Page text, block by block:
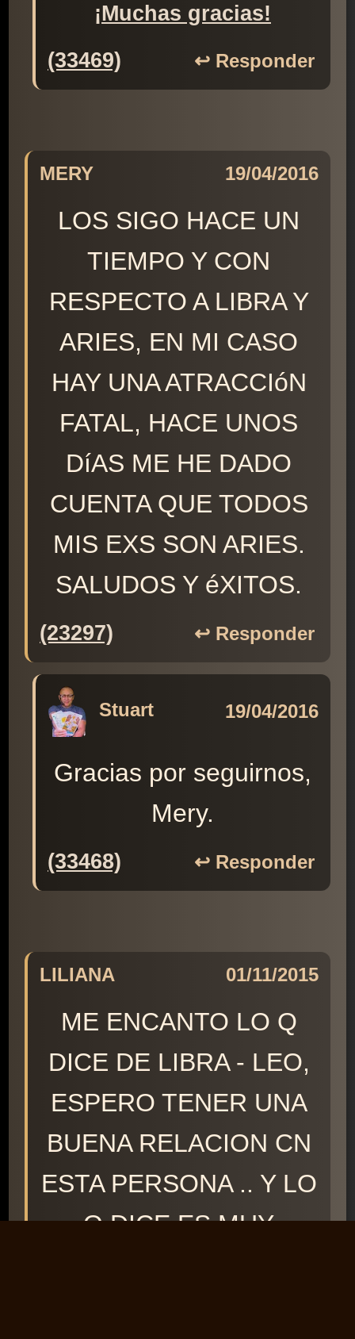
¡Muchas gracias!
(33469)
↩️ Responder
MERY 19/04/2016
LOS SIGO HACE UN
TIEMPO Y CON
RESPECTO A LIBRA Y
ARIES, EN MI CASO
HAY UNA ATRACCIóN
FATAL, HACE UNOS
DíAS ME HE DADO
CUENTA QUE TODOS
MIS EXS SON ARIES.
SALUDOS Y éXITOS.
(23297) ↩️ Responder
Stuart 19/04/2016
Gracias por seguirnos,
Mery.
(33468) ↩️ Responder
LILIANA 01/11/2015
ME ENCANTO LO Q
DICE DE LIBRA - LEO,
ESPERO TENER UNA
BUENA RELACION CN
ESTA PERSONA .. Y LO
Q DICE ES MUY